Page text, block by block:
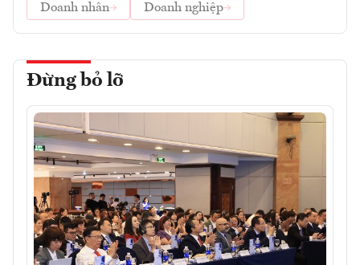
Doanh nhân
Doanh nghiệp
Đừng bỏ lỡ